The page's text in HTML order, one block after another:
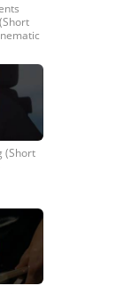
(Short